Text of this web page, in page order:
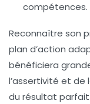
compétences.
Reconnaître son
plan d’action
bénéficiera
l’assertivité et
du résultat